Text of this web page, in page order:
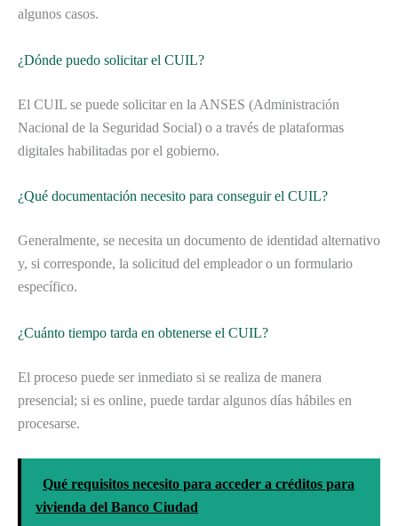
algunos casos.
¿Dónde puedo solicitar el CUIL?
El CUIL se puede solicitar en la ANSES (Administración
Nacional de la Seguridad Social) o a través de plataformas
digitales habilitadas por el gobierno.
¿Qué documentación necesito para conseguir el CUIL?
Generalmente, se necesita un documento de identidad alternativo
y, si corresponde, la solicitud del empleador o un formulario
específico.
¿Cuánto tiempo tarda en obtenerse el CUIL?
El proceso puede ser inmediato si se realiza de manera
presencial; si es online, puede tardar algunos días hábiles en
procesarse.
Qué requisitos necesito para acceder a créditos para
vivienda del Banco Ciudad